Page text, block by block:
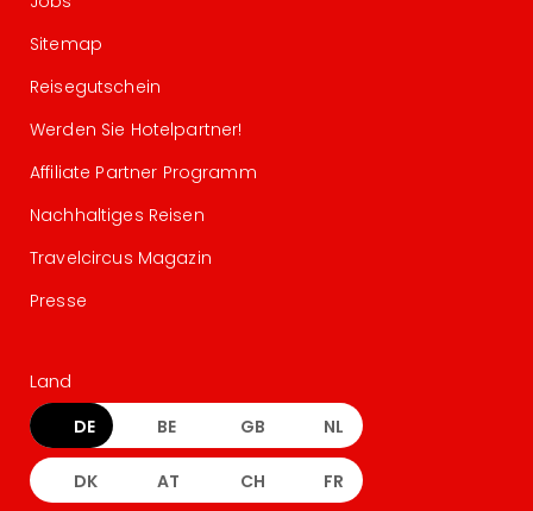
Sitemap
Reisegutschein
Werden Sie Hotelpartner!
Affiliate Partner Programm
Nachhaltiges Reisen
Travelcircus Magazin
Presse
Land
DE BE GB NL
DK AT CH FR